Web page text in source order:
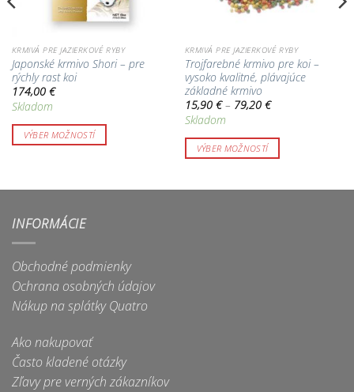
KRMIVÁ PRE JAZIERKOVÉ RYBY
Japonské krmivo Shori – pre
rýchly rast koi
174,00 €
Skladom
VÝBER MOŽNOSTÍ
má
variantov.
môžete
vybrať
na
stránke
produktu.
KRMIVÁ PRE JAZIERKOVÉ RYBY
Trojfarebné krmivo pre koi –
vysoko kvalitné, plávajúce
základné krmivo
15,90 € – 79,20 €Price
through
Skladom
VÝBER MOŽNOSTÍ
INFORMÁCIE
Obchodné podmienky
Ochrana osobných údajov
Nákup na splátky Quatro
Ako nakupovať
Často kladené otázky
Zľavy pre verných zákazníkov